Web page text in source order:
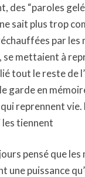
des “paroles
sait plus trop
par les
se mettaient à
tout le reste de
garde en
reprennent vie.
les tiennent
pensé que les
une puissance